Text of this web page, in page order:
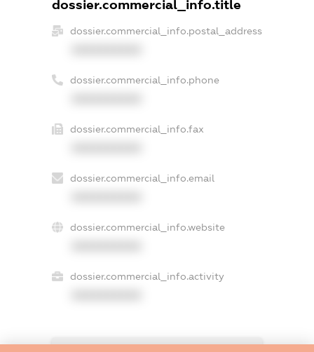
dossier.commercial_info.title
dossier.commercial_info.postal_address
dossier.commercial_info.phone
dossier.commercial_info.fax
dossier.commercial_info.email
dossier.commercial_info.website
dossier.commercial_info.activity